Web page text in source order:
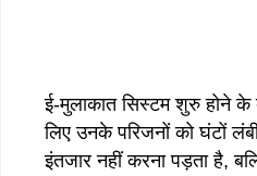
ई-मुलाकात सिस्टम शुरु होने
लिए उनके परिजनों को घंटों
इंतजार नहीं करना पड़ता है,